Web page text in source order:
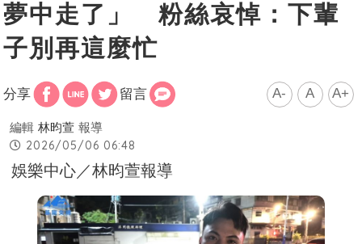
夢中走了」 粉絲哀悼：下輩
子別再這麼忙
分享 留言 A- A A+
編輯 林昀萱 報導
2026/05/06 06:48
娛樂中心／林昀萱報導